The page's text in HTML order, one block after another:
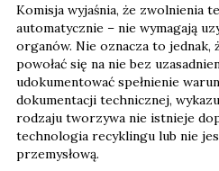
Komisja wyjaśnia, że zwolnienia
automatycznie – nie wymagają
organów. Nie oznacza to jednak,
powołać się na nie bez
udokumentować spełnienie
dokumentacji technicznej,
rodzaju tworzywa nie istnieje
technologia recyklingu lub nie
przemysłową.